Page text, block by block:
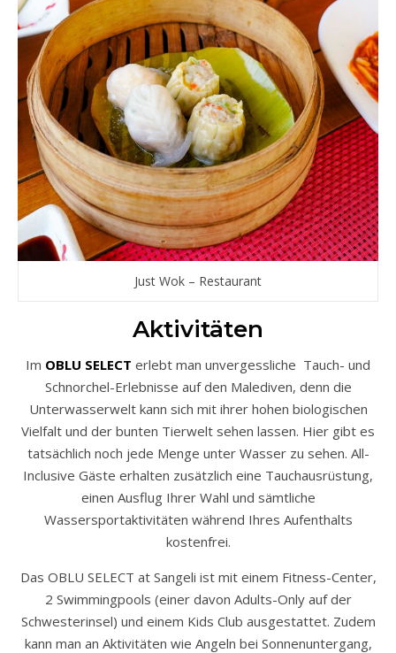
Just Wok – Restaurant
Aktivitäten
Im OBLU SELECT erlebt man unvergessliche Tauch- und
Schnorchel-Erlebnisse auf den Malediven, denn die
Unterwasserwelt kann sich mit ihrer hohen biologischen
Vielfalt und der bunten Tierwelt sehen lassen. Hier gibt es
tatsächlich noch jede Menge unter Wasser zu sehen. All-
Inclusive Gäste erhalten zusätzlich eine Tauchausrüstung,
einen Ausflug Ihrer Wahl und sämtliche
Wassersportaktivitäten während Ihres Aufenthalts
kostenfrei.
Das OBLU SELECT at Sangeli ist mit einem Fitness-Center,
2 Swimmingpools (einer davon Adults-Only auf der
Schwesterinsel) und einem Kids Club ausgestattet. Zudem
kann man an Aktivitäten wie Angeln bei Sonnenuntergang,